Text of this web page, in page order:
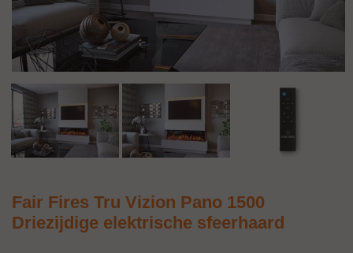
Fair Fires Tru Vizion Pano 1500
Driezijdige elektrische sfeerhaard